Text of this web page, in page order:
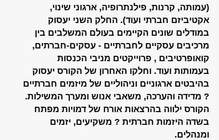
(עמותה, קרנות, פילנתרופיה, ארגוני שינוי,
אקטיביזם חברתי ועוד). החלק השני יעסוק
במודלים שונים הקיימים בעולם המשלבים בין
מרכיבים עסקיים לחברתיים - עסקים-חברתים,
קואופרטיבים , פרוייקטים מניבי הכנסות
בעמותות ועוד. וחלקו האחרון של הקורס יעסוק
בהיבטים ארגוניים וניהוליים של מיזמים חברתיים
? מדידה והערכה, משאבי אנוש ומערך המשילות.
הקורס ילווה בהרצאות אורח של דמויות מפתח
בשדה היזמות חברתית ? משקיעים, יזמים
ומנהלים.